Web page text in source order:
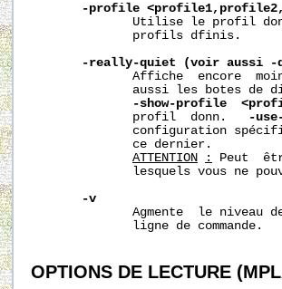
-profile
Utilise le profil
              profils dfinis.
-really-quiet
(voir aussi
-
Affiche  encore
aussi les botes de
-show-profile
              profil  donn.
-
configuration
              ce dernier.
ATTENTION
:
Peut
lesquels vous ne
-v
Agmente  le niveau
              ligne de commande.
OPTIONS DE LECTURE